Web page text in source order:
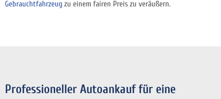
Gebrauchtfahrzeug zu einem fairen Preis zu veräußern.
Professioneller Autoankauf für eine